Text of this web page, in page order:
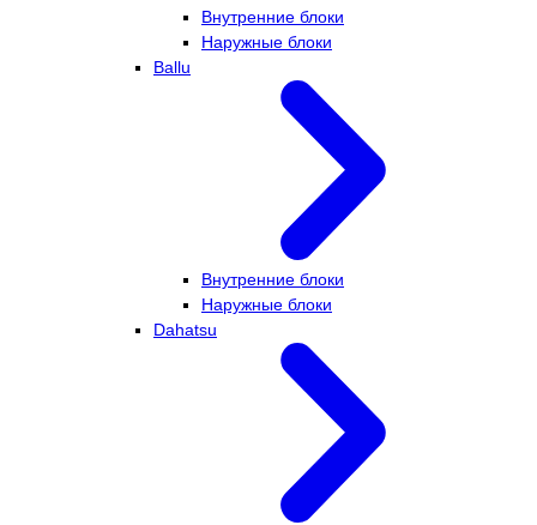
Внутренние блоки
Наружные блоки
Ballu
Внутренние блоки
Наружные блоки
Dahatsu